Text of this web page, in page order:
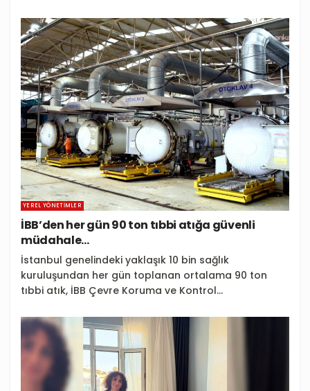
YEREL YÖNETIMLER
İBB’den her gün 90 ton tıbbi atığa güvenli
müdahale…
İstanbul genelindeki yaklaşık 10 bin sağlık
kuruluşundan her gün toplanan ortalama 90 ton
tıbbi atık, İBB Çevre Koruma ve Kontrol...